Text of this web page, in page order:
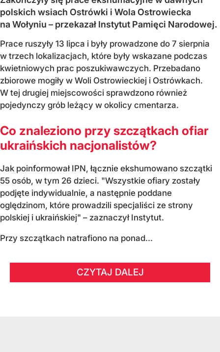
polskich wsiach Ostrówki i Wola Ostrowiecka
na Wołyniu – przekazał Instytut Pamięci Narodowej.
Prace ruszyły 13 lipca i były prowadzone do 7 sierpnia
w trzech lokalizacjach, które były wskazane podczas
kwietniowych prac poszukiwawczych. Przebadano
zbiorowe mogiły w Woli Ostrowieckiej i Ostrówkach.
W tej drugiej miejscowości sprawdzono również
pojedynczy grób leżący w okolicy cmentarza.
Co znaleziono przy szczątkach ofiar
ukraińskich nacjonalistów?
Jak poinformował IPN, łącznie ekshumowano szczątki
55 osób, w tym 26 dzieci. "Wszystkie ofiary zostały
podjęte indywidualnie, a następnie poddane
oględzinom, które prowadzili specjaliści ze strony
polskiej i ukraińskiej" – zaznaczył Instytut.
Przy szczątkach natrafiono na ponad...
CZYTAJ DALEJ